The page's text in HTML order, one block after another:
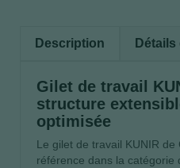
Description
Gilet de travail
structure
optimisée
Le gilet de travail KUNIR
référence dans la catégorie